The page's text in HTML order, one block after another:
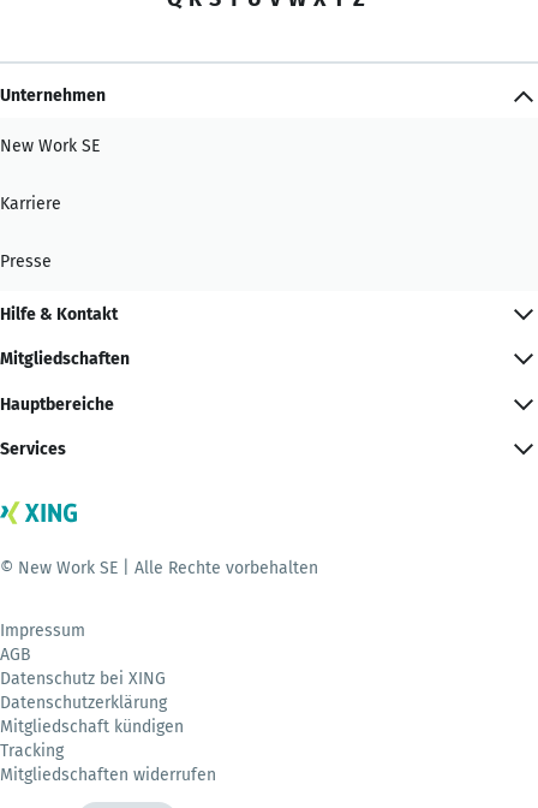
Unternehmen
New Work SE
Karriere
Presse
Hilfe & Kontakt
Mitgliedschaften
Hauptbereiche
Services
© New Work SE | Alle Rechte vorbehalten
Impressum
AGB
Datenschutz bei XING
Datenschutzerklärung
Mitgliedschaft kündigen
Tracking
Mitgliedschaften widerrufen